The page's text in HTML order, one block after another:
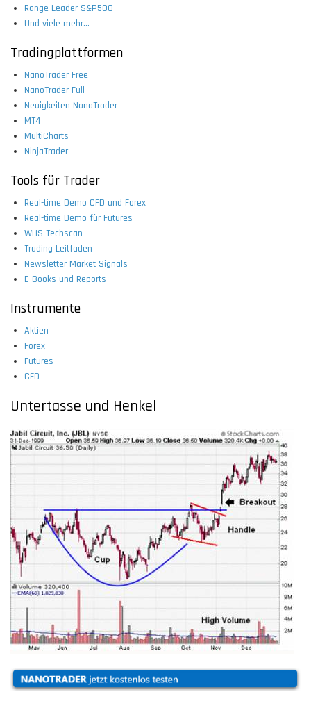
Range Leader S&P500
Und viele mehr...
Tradingplattformen
NanoTrader Free
NanoTrader Full
Neuigkeiten NanoTrader
MT4
MultiCharts
NinjaTrader
Tools für Trader
Real-time Demo CFD und Forex
Real-time Demo für Futures
WHS Techscan
Trading Leitfaden
Newsletter Market Signals
E-Books und Reports
Instrumente
Aktien
Forex
Futures
CFD
Untertasse und Henkel